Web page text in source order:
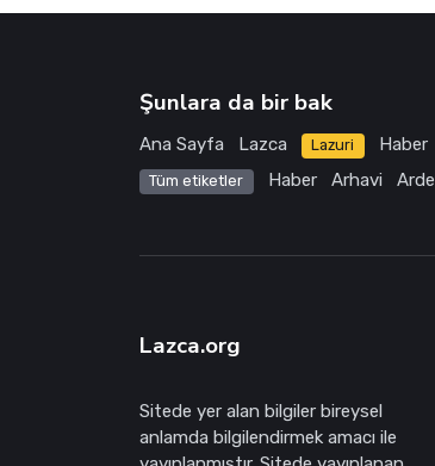
Şunlara da bir bak
Ana Sayfa Lazca Lazuri Haber
Tüm etiketler Haber Arhavi
Lazca.org
Sitede yer alan bilgiler bireysel
anlamda bilgilendirmek amacı ile